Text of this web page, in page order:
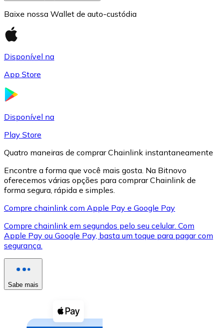
XRP
XRP
Ver tudo
Cupons cripto
Compre criptomoedas com dinheiro e outros
Baixe nossa Wallet de auto-custódia
Disponível na
App Store
Disponível na
Play Store
Quatro maneiras de comprar Chainlink instantaneamente
Encontre a forma que você mais gosta. Na Bitnovo
oferecemos várias opções para comprar Chainlink de
forma segura, rápida e simples.
Compre chainlink com Apple Pay e Google Pay
Compre chainlink em segundos pelo seu celular. Com
Apple Pay ou Google Pay, basta um toque para pagar com
segurança.
Sabe mais